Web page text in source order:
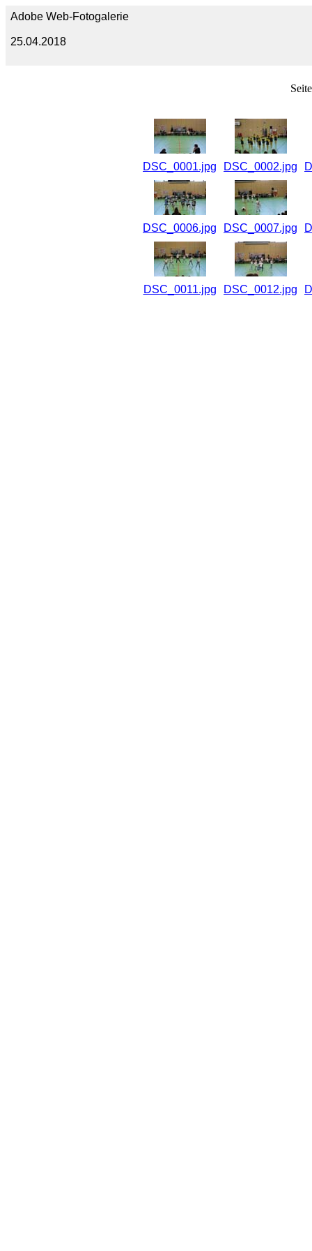
Adobe Web-Fotogalerie
25.04.2018
DSC_0001.jpg DSC_0002.jpg
DSC_0006.jpg DSC_0007.jpg
DSC_0011.jpg DSC_0012.jpg